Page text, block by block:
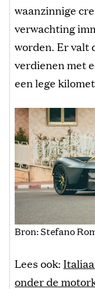
waanzinnige
verwachting
worden. Er valt
verdienen met
een lege
Bron: Stefano
Lees ook:
onder de